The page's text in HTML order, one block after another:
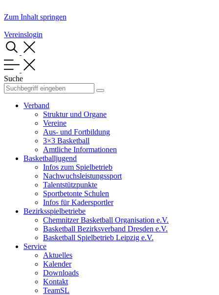
Zum Inhalt springen
Vereinslogin
Suche
Verband
Struktur und Organe
Vereine
Aus- und Fortbildung
3×3 Basketball
Amtliche Informationen
Basketballjugend
Infos zum Spielbetrieb
Nachwuchsleistungssport
Talentstützpunkte
Sportbetonte Schulen
Infos für Kadersportler
Bezirksspielbetriebe
Chemnitzer Basketball Organisation e.V.
Basketball Bezirksverband Dresden e.V.
Basketball Spielbetrieb Leipzig e.V.
Service
Aktuelles
Kalender
Downloads
Kontakt
TeamSL